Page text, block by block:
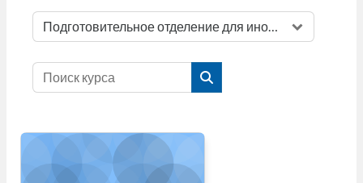
Категории курсов
Поиск курса
Поиск курса